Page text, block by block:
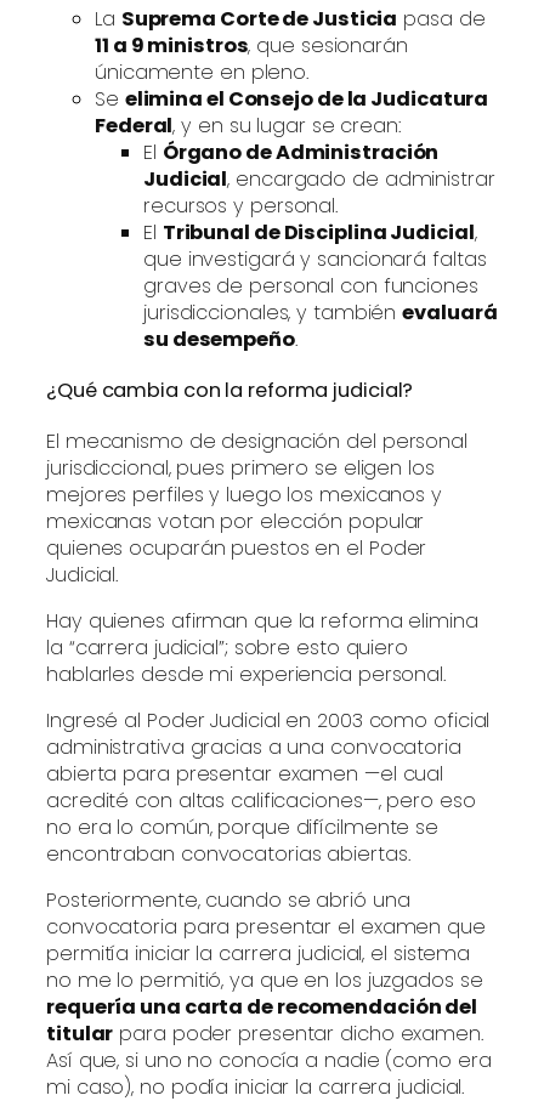
La Suprema Corte de Justicia pasa de
11 a 9 ministros, que sesionarán
únicamente en pleno.
Se elimina el Consejo de la Judicatura
Federal, y en su lugar se crean:
El Órgano de Administración
Judicial, encargado de administrar
recursos y personal.
El Tribunal de Disciplina Judicial,
que investigará y sancionará faltas
graves de personal con funciones
jurisdiccionales, y tambiénevaluará
su desempeño.
¿Qué cambia con la reforma judicial?
El mecanismo de designación del personal
jurisdiccional, pues primero se eligen los
mejores perfiles y luego los mexicanos y
mexicanas votan por elección popular
quienes ocuparán puestos en el Poder
Judicial.
Hay quienes afirman que la reforma elimina
la “carrera judicial”; sobre esto quiero
hablarles desde mi experiencia personal.
Ingresé al Poder Judicial en 2003 como oficial
administrativa gracias a una convocatoria
abierta para presentar examen —el cual
acredité con altas calificaciones—, pero eso
no era lo común, porque difícilmente se
encontraban convocatorias abiertas.
Posteriormente, cuando se abrió una
convocatoria para presentar el examen que
permitía iniciar la carrera judicial, el sistema
no me lo permitió, ya que en los juzgados se
requería una carta de recomendación del
titular para poder presentar dicho examen.
Así que, si uno no conocía a nadie (como era
mi caso), no podía iniciar la carrera judicial.